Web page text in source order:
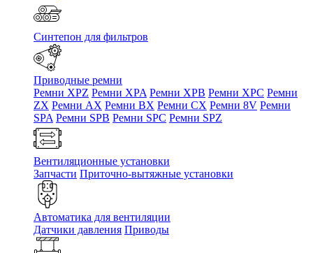
Синтепон для фильтров
Приводные ремни
Ремни XPZ Ремни XPA Ремни XPB Ремни XPC Ремни
ZX Ремни AX Ремни BX Ремни CX Ремни 8V Ремни
SPA Ремни SPB Ремни SPC Ремни SPZ
Вентиляционные установки
Запчасти Приточно-вытяжные установки
Автоматика для вентиляции
Датчики давления Приводы